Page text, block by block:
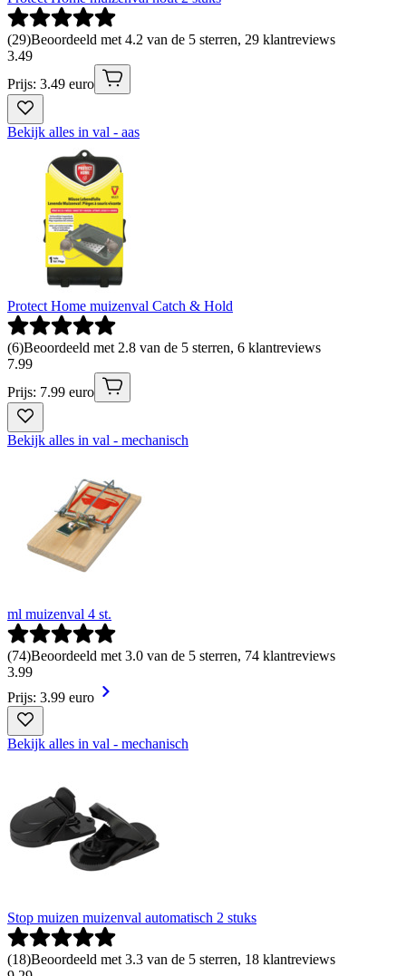
(29)Beoordeeld met 4.2 van de 5 sterren, 29 klantreviews
3.49
Prijs: 3.49 euro
Bekijk alles in val - aas
Protect Home muizenval Catch & Hold
(6)Beoordeeld met 2.8 van de 5 sterren, 6 klantreviews
7.99
Prijs: 7.99 euro
Bekijk alles in val - mechanisch
ml muizenval 4 st.
(74)Beoordeeld met 3.0 van de 5 sterren, 74 klantreviews
3.99
Prijs: 3.99 euro
Bekijk alles in val - mechanisch
Stop muizen muizenval automatisch 2 stuks
(18)Beoordeeld met 3.3 van de 5 sterren, 18 klantreviews